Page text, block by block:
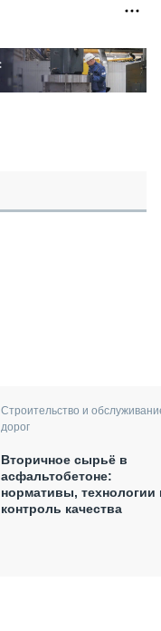
Строительство и
дорог
Вторичное сырьё в
асфальтобетоне:
нормативы, технологии
контроль качества